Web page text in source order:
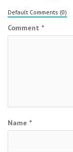
Default Comments (0)
Comment *
Name *